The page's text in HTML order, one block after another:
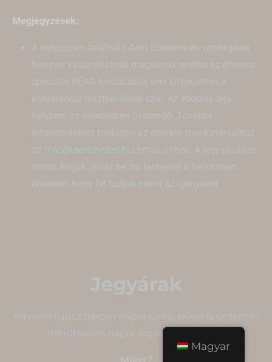
Megjegyzések:
info@aerohotel.hu
mindhárom napra jegyet vásárolnod.
Magyar